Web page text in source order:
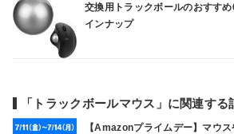
交換用トラックボールのおすす
インナップ
「トラックボールマウス」に関連する
【Amazonプライムデー】マウ